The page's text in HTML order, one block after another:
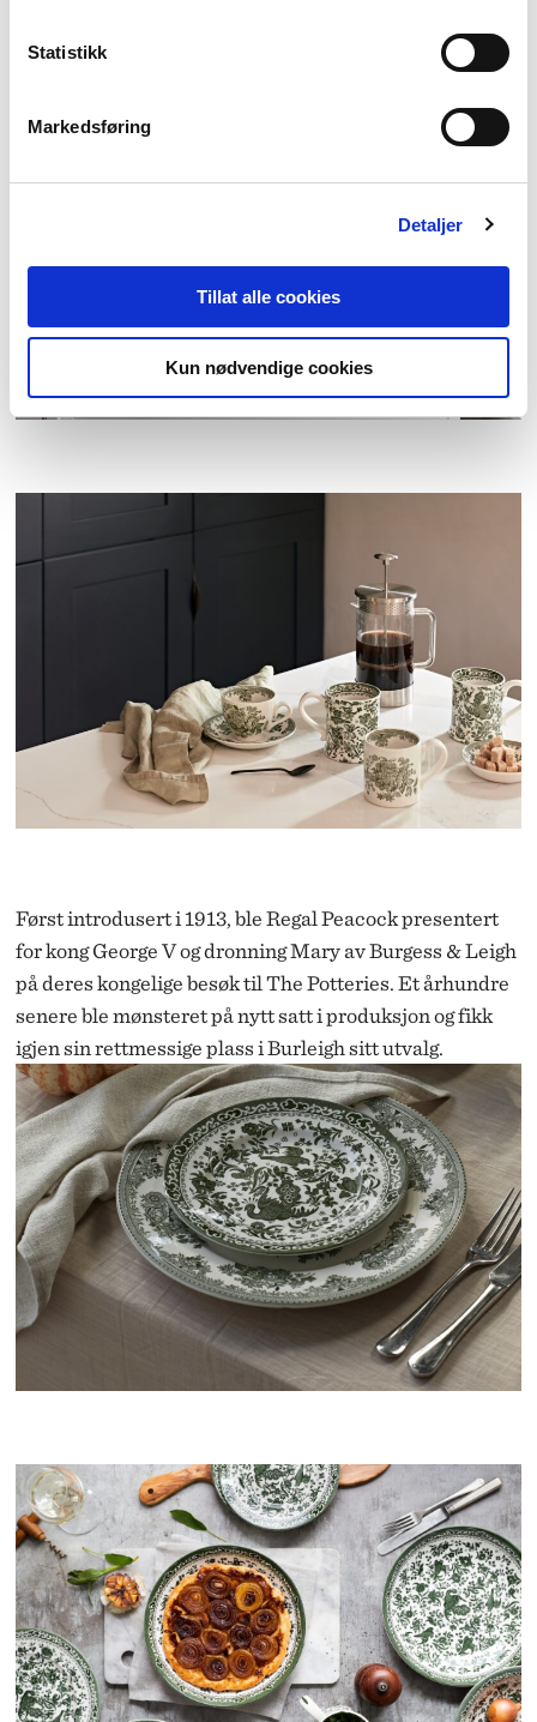
Statistikk
Markedsføring
Detaljer
Tillat alle cookies
Kun nødvendige cookies
Først introdusert i 1913, bleRegal Peacockpresentert
for kong George V og dronning Mary av Burgess & Leigh
på deres kongelige besøk til The Potteries. Et århundre
senere ble mønsteret på nytt satt i produksjon og fikk
igjen sin rettmessige plass i Burleigh sitt utvalg.